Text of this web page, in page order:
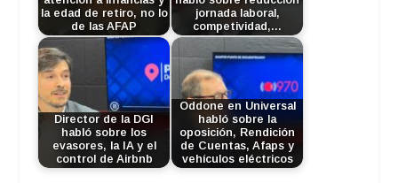
la edad de retiro, no lo
de las AFAP
jornada laboral,
competividad,…
Director de la DGI
habló sobre los
evasores, la IA y el
control de Airbnb
Oddone en Universal
habló sobre la
oposición, Rendición
de Cuentas, Afaps y
vehículos eléctricos